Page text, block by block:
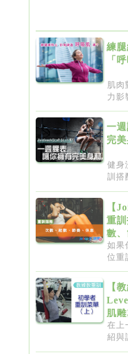
練
「
肌
力影
一
完
健身
訓搭
【
重
數
如果
位重
【
肌
在上
紹與